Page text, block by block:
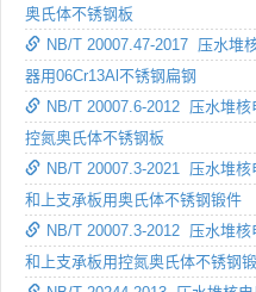
奥氏体不锈钢板
NB/T 20007.47-2017 压水堆
器用06Cr13Al不锈钢扁钢
NB/T 20007.6-2012 压水堆
控氮奥氏体不锈钢板
NB/T 20007.3-2021 压水堆
和上支承板用奥氏体不锈钢锻件
NB/T 20007.3-2012 压水堆
和上支承板用控氮奥氏体不锈钢